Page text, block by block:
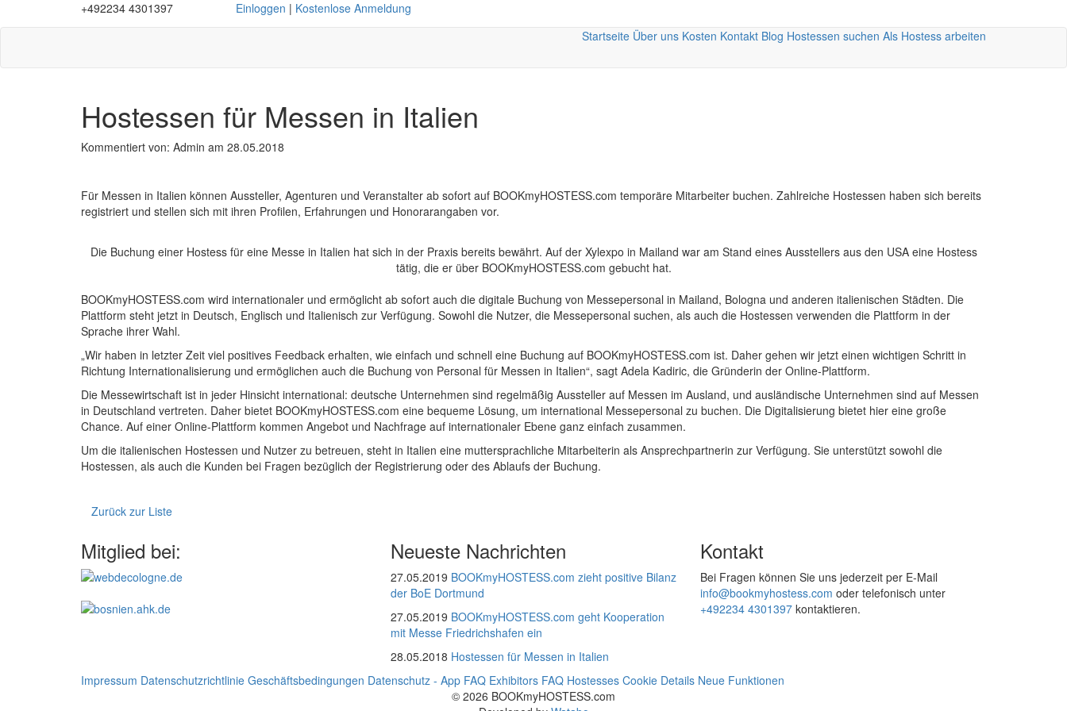
+492234 4301397 Einloggen | Kostenlose Anmeldung
Startseite Über uns Kosten Kontakt Blog Hostessen suchen Als Hostess arbeiten
Hostessen für Messen in Italien
Kommentiert von: Admin am 28.05.2018
Für Messen in Italien können Aussteller, Agenturen und Veranstalter ab sofort auf BOOKmyHOSTESS.com temporäre Mitarbeiter buchen. Zahlreiche Hostessen haben sich bereits
registriert und stellen sich mit ihren Profilen, Erfahrungen und Honorarangaben vor.
Die Buchung einer Hostess für eine Messe in Italien hat sich in der Praxis bereits bewährt. Auf der Xylexpo in Mailand war am Stand eines Ausstellers aus den USA eine Hostess
tätig, die er über BOOKmyHOSTESS.com gebucht hat.
BOOKmyHOSTESS.com wird internationaler und ermöglicht ab sofort auch die digitale Buchung von Messepersonal in Mailand, Bologna und anderen italienischen Städten. Die
Plattform steht jetzt in Deutsch, Englisch und Italienisch zur Verfügung. Sowohl die Nutzer, die Messepersonal suchen, als auch die Hostessen verwenden die Plattform in der
Sprache ihrer Wahl.
„Wir haben in letzter Zeit viel positives Feedback erhalten, wie einfach und schnell eine Buchung auf BOOKmyHOSTESS.com ist. Daher gehen wir jetzt einen wichtigen Schritt in
Richtung Internationalisierung und ermöglichen auch die Buchung von Personal für Messen in Italien“, sagt Adela Kadiric, die Gründerin der Online-Plattform.
Die Messewirtschaft ist in jeder Hinsicht international: deutsche Unternehmen sind regelmäßig Aussteller auf Messen im Ausland, und ausländische Unternehmen sind auf Messen
in Deutschland vertreten. Daher bietet BOOKmyHOSTESS.com eine bequeme Lösung, um international Messepersonal zu buchen. Die Digitalisierung bietet hier eine große
Chance. Auf einer Online-Plattform kommen Angebot und Nachfrage auf internationaler Ebene ganz einfach zusammen.
Um die italienischen Hostessen und Nutzer zu betreuen, steht in Italien eine muttersprachliche Mitarbeiterin als Ansprechpartnerin zur Verfügung. Sie unterstützt sowohl die
Hostessen, als auch die Kunden bei Fragen bezüglich der Registrierung oder des Ablaufs der Buchung.
Zurück zur Liste
Mitglied bei: Neueste Nachrichten
27.05.2019 BOOKmyHOSTESS.com zieht positive Bilanz
der BoE Dortmund
27.05.2019 BOOKmyHOSTESS.com geht Kooperation
mit Messe Friedrichshafen ein
28.05.2018 Hostessen für Messen in Italien
Kontakt
Bei Fragen können Sie uns jederzeit per E-Mail
info@bookmyhostess.com oder telefonisch unter
+492234 4301397 kontaktieren.
Impressum Datenschutzrichtlinie Geschäftsbedingungen Datenschutz - App FAQ Exhibitors FAQ Hostesses Cookie Details Neue Funktionen
© 2026 BOOKmyHOSTESS.com